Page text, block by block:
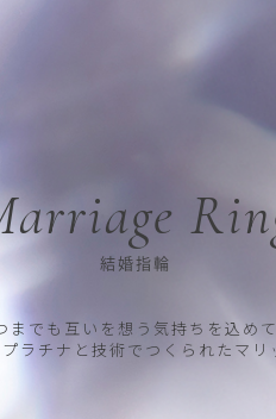
結婚指輪
までも互いを想う気持ちを込めて
ラチナと技術でつくられたマリ